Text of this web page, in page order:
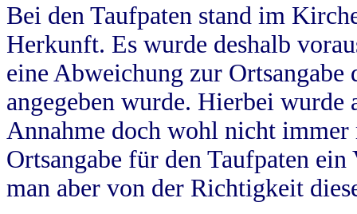
Bei den Taufpaten stand im
Herkunft. Es wurde deshalb
eine Abweichung zur
angegeben wurde. Hierbei wurde
Annahme doch wohl nicht
Ortsangabe für den Taufpaten
man aber von der Richtigkeit